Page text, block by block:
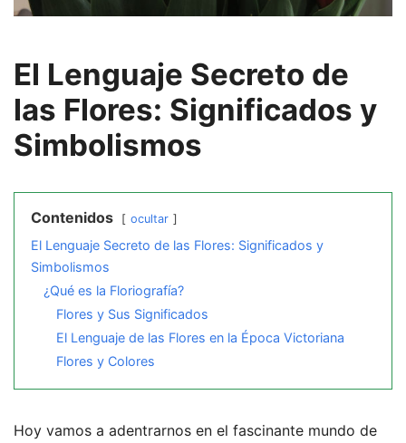
El Lenguaje Secreto de
las Flores: Significados y
Simbolismos
Contenidos ocultar
El Lenguaje Secreto de las Flores: Significados y
Simbolismos
¿Qué es la Floriografía?
Flores y Sus Significados
El Lenguaje de las Flores en la Época Victoriana
Flores y Colores
Hoy vamos a adentrarnos en el fascinante mundo de